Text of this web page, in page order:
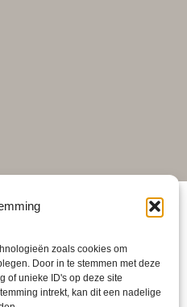
zoals cookies om
Door in te stemmen met deze
of unieke ID's op deze site
intrekt, kan dit een nadelige